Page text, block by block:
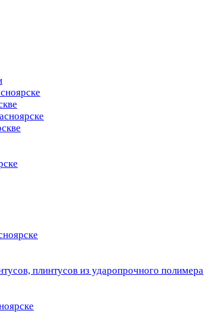
плинтусов из ударопрочного полимера